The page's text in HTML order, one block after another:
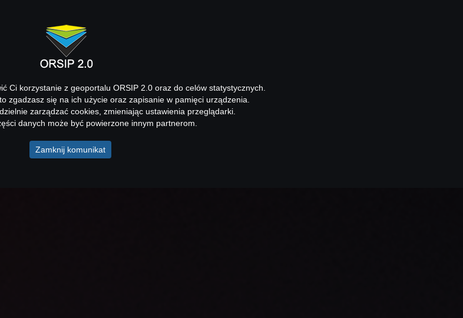
Ci korzystanie z geoportalu ORSIP 2.0 oraz do celów statystycznych.
zgadzasz się na ich użycie oraz zapisanie w pamięci urządzenia.
zarządzać cookies, zmieniając ustawienia przeglądarki.
danych może być powierzone innym partnerom.
Zamknij komunikat